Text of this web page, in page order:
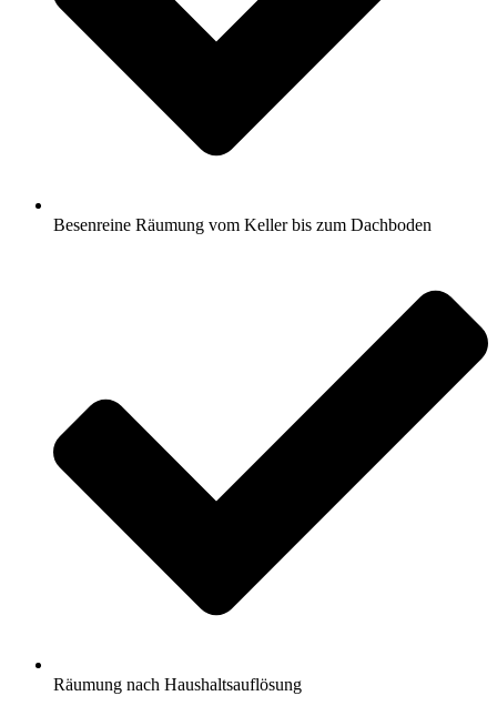
Besenreine Räumung vom Keller bis zum Dachboden
Räumung nach Haushaltsauflösung